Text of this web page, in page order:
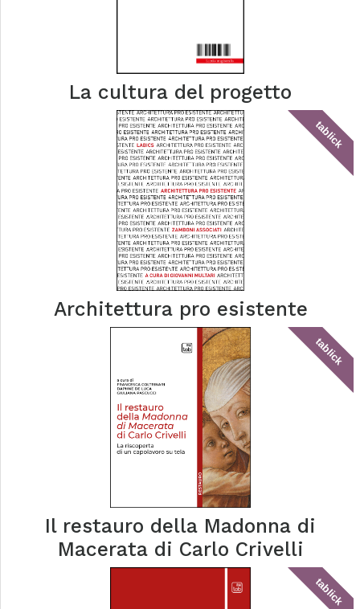
La cultura del progetto
tablick
Architettura pro esistente
tablick
Il restauro della Madonna di
Macerata di Carlo Crivelli
tablick